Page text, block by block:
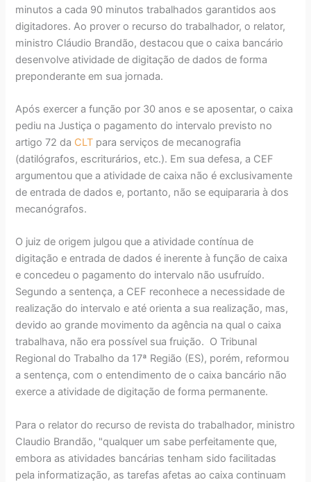
minutos a cada 90 minutos trabalhados garantidos aos
digitadores. Ao prover o recurso do trabalhador, o relator,
ministro Cláudio Brandão, destacou que o caixa bancário
desenvolve atividade de digitação de dados de forma
preponderante em sua jornada.
Após exercer a função por 30 anos e se aposentar, o caixa
pediu na Justiça o pagamento do intervalo previsto no
artigo 72 da CLT para serviços de mecanografia
(datilógrafos, escriturários, etc.). Em sua defesa, a CEF
argumentou que a atividade de caixa não é exclusivamente
de entrada de dados e, portanto, não se equipararia à dos
mecanógrafos.
O juiz de origem julgou que a atividade contínua de
digitação e entrada de dados é inerente à função de caixa
e concedeu o pagamento do intervalo não usufruído.
Segundo a sentença, a CEF reconhece a necessidade de
realização do intervalo e até orienta a sua realização, mas,
devido ao grande movimento da agência na qual o caixa
trabalhava, não era possível sua fruição. O Tribunal
Regional do Trabalho da 17ª Região (ES), porém, reformou
a sentença, com o entendimento de o caixa bancário não
exerce a atividade de digitação de forma permanente.
Para o relator do recurso de revista do trabalhador, ministro
Claudio Brandão, "qualquer um sabe perfeitamente que,
embora as atividades bancárias tenham sido facilitadas
pela informatização, as tarefas afetas ao caixa continuam